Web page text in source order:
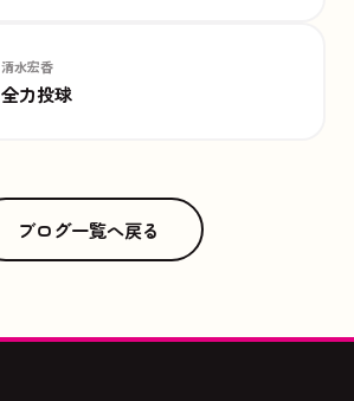
清水宏香
全力投球
ブログ一覧へ戻る